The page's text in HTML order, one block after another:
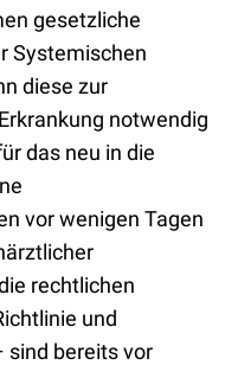
gesetzliche
Systemischen
diese zur
notwendig
das neu in die
vor wenigen Tagen
rechtlichen
und
sind bereits vor